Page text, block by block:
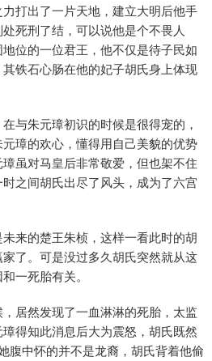
打出了一片天地，建立大明后他手
死刑了结，可以说他是个不畏人
位的一位君王，他不仅是待子民如
铁石心肠在他的妃子胡氏身上体现
与朱元璋初识的时候是很得宠的，
璋的欢心，懂得用自己美貌的优势
虽对马皇后非常敬爱，但也架不住
之间胡氏出尽了风头，成为了六宫
来的楚王朱桢，这样一看此时的胡
了。可是没过多久胡氏突然就从这
一死胎有关。
居然发现了一血淋淋的死胎，太监
得知此消息后大为震怒，胡氏既然
腹中怀的并不是龙裔，胡氏背着他偷